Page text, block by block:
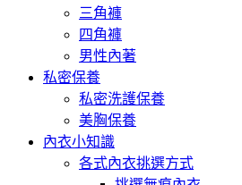
三角褲
四角褲
男性內著
私密保養
私密洗護保養
美胸保養
內衣小知識
各式內衣挑選方式